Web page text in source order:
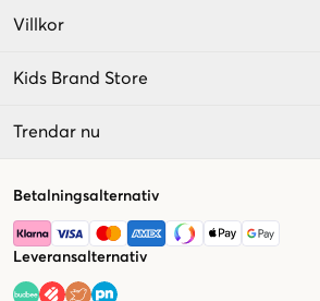
Villkor
Kids Brand Store
Trendar nu
Betalningsalternativ
Leveransalternativ